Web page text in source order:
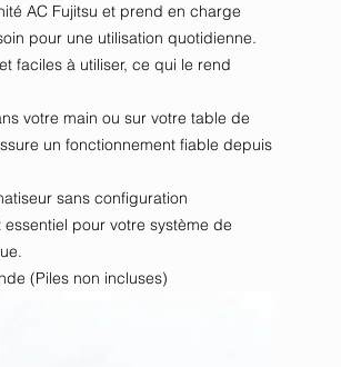
AC Fujitsu et prend en charge
pour une utilisation quotidienne.
faciles à utiliser, ce qui le rend
votre main ou sur votre table de
un fonctionnement fiable depuis
sans configuration
pour votre système de
(Piles non incluses)